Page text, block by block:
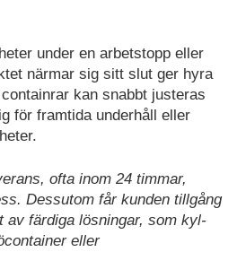
under en arbetstopp eller
närmar sig sitt slut ger hyra
kan snabbt justeras
för framtida underhåll eller
ofta inom 24 timmar,
Dessutom får kunden tillgång
av färdiga lösningar, som kyl-
eller